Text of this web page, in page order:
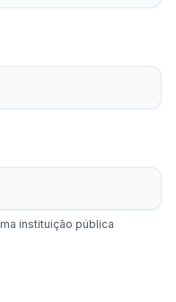
instituição pública